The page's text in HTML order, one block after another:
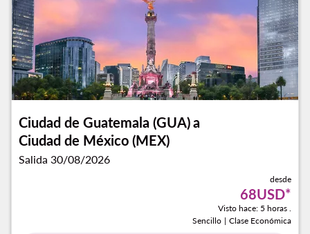
Ciudad de Guatemala (GUA)a
Ciudad de México (MEX)
Salida 30/08/2026
desde
68USD*
Visto hace: 5 horas .
Sencillo | Clase Económica